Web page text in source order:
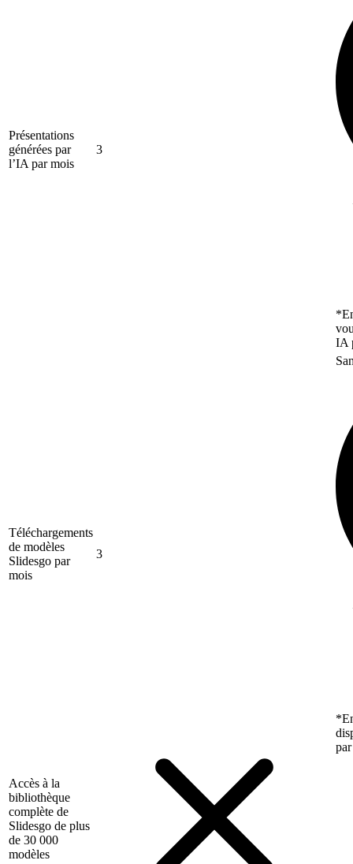
Présentations
générées par
l’IA par mois
3
IA
Téléchargements
de modèles
Slidesgo par
mois
3
Accès à la
bibliothèque
complète de
Slidesgo de plus
de 30 000
modèles